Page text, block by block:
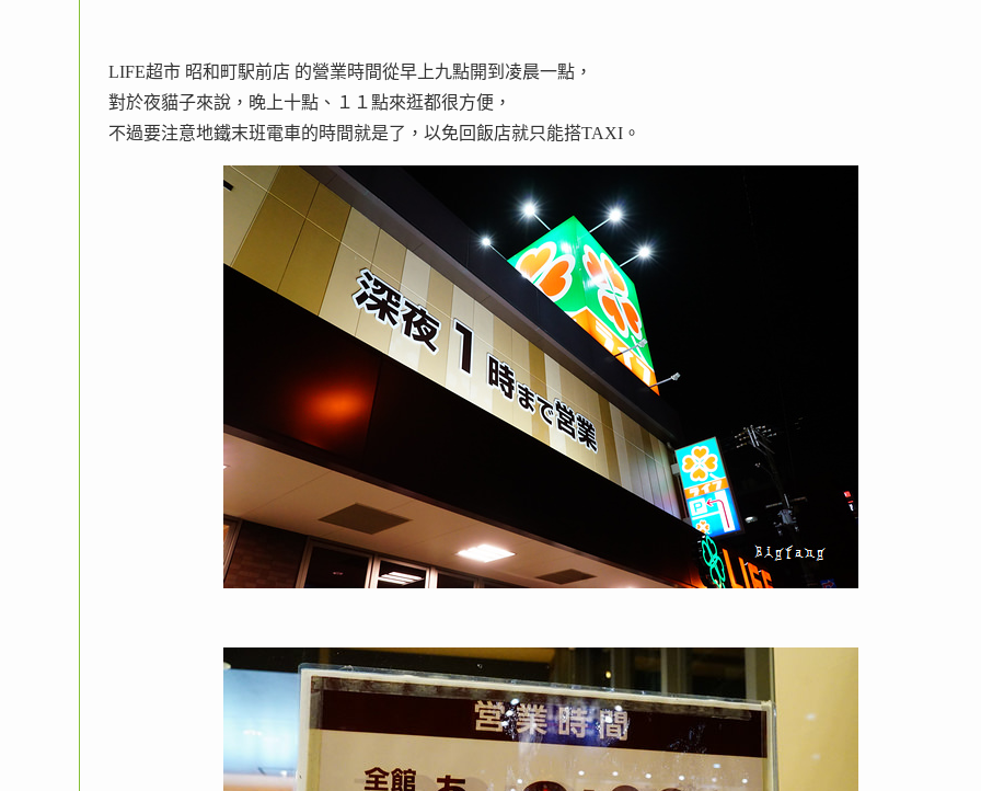
LIFE超市 昭和町駅前店 的營業時間從早上九點開到凌晨一點，
對於夜貓子來說，晚上十點、１１點來逛都很方便，
不過要注意地鐵末班電車的時間就是了，以免回飯店就只能搭TAXI。